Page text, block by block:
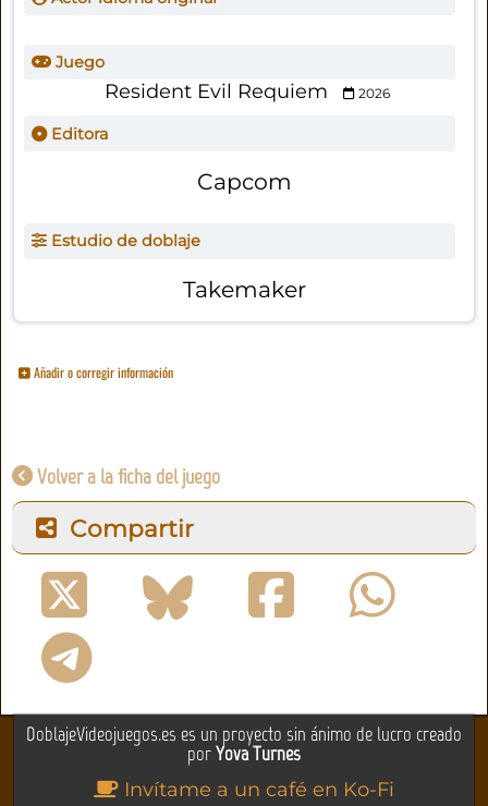
Juego
Resident Evil Requiem 2026
Editora
Capcom
Estudio de doblaje
Takemaker
Añadir o corregir información
Volver a la ficha del juego
Compartir
DoblajeVideojuegos.es es un proyecto sin ánimo de lucro creado
porYova Turnes
Invítame a un café en Ko-Fi